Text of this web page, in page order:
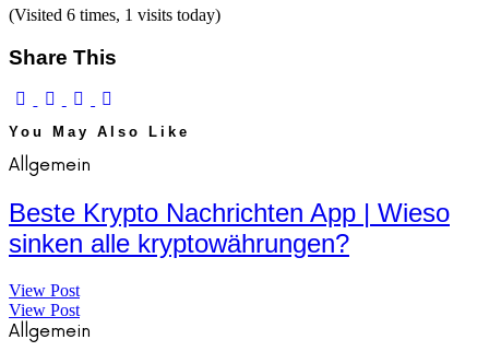
(Visited 6 times, 1 visits today)
Share This
You May Also Like
Allgemein
Beste Krypto Nachrichten App | Wieso
sinken alle kryptowährungen?
View Post
View Post
Allgemein